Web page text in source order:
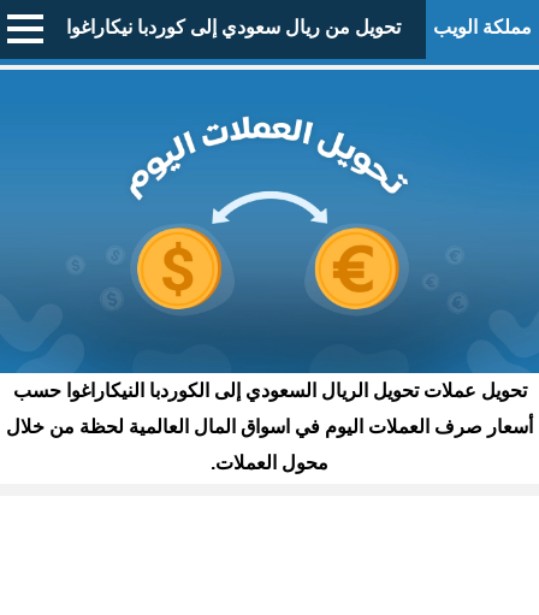
مملكة الويب تحويل من ريال سعودي إلى كوردبا نيكاراغوا
تحويل عملات تحويل الريال السعودي إلى الكوردبا النيكاراغوا حسب
أسعار صرف العملات اليوم في اسواق المال العالمية لحظة من خلال
محول العملات.